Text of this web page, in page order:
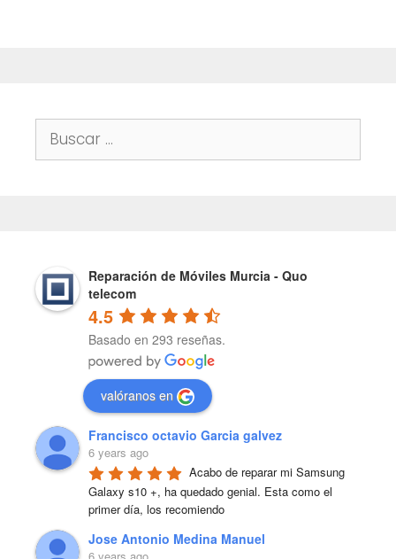
Buscar:
Reparación de Móviles Murcia - Quo
telecom
4.5
Basado en 293 reseñas.
valóranos en
Francisco octavio Garcia galvez
6 years ago
Acabo de reparar mi Samsung
Galaxy s10 +, ha quedado genial. Esta como el
primer día, los recomiendo
Jose Antonio Medina Manuel